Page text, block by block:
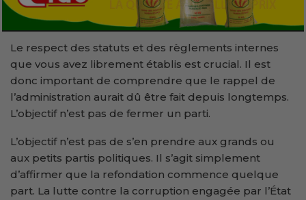
Le respect des statuts et des règlements internes
que vous avez librement établis est crucial. Il est
donc important de comprendre que le rappel de
l’administration aurait dû être fait depuis longtemps.
L’objectif n’est pas de fermer un parti.
L’objectif n’est pas de s’en prendre aux grands ou
aux petits partis politiques. Il s’agit simplement
d’affirmer que la refondation commence quelque
part. La lutte contre la corruption engagée par l’État